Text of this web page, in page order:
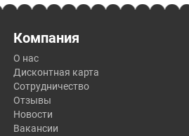
Компания
О нас
Дисконтная карта
Сотрудничество
Отзывы
Новости
Вакансии